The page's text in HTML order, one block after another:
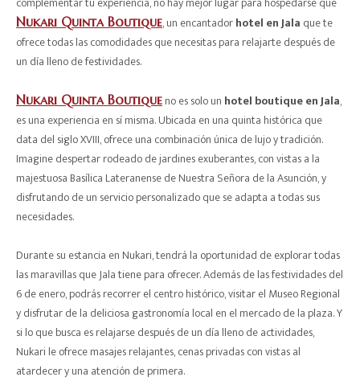
Nukari Quinta Boutique, un encantadorhotel en Jala que te
ofrece todas las comodidades que necesitas para relajarte después de
un día lleno de festividades.
Nukari Quinta Boutique no es solo un hotel boutique en Jala,
es una experiencia en sí misma. Ubicada en una quinta histórica que
data del siglo XVIII, ofrece una combinación única de lujo y tradición.
Imagine despertar rodeado de jardines exuberantes, con vistas a la
majestuosa Basílica Lateranense de Nuestra Señora de la Asunción, y
disfrutando de un servicio personalizado que se adapta a todas sus
necesidades.
Durante su estancia en Nukari, tendrá la oportunidad de explorar todas
las maravillas que Jala tiene para ofrecer. Además de las festividades del
6 de enero, podrás recorrer el centro histórico, visitar el Museo Regional
y disfrutar de la deliciosa gastronomía local en el mercado de la plaza. Y
si lo que busca es relajarse después de un día lleno de actividades,
Nukari le ofrece masajes relajantes, cenas privadas con vistas al
atardecer y una atención de primera.